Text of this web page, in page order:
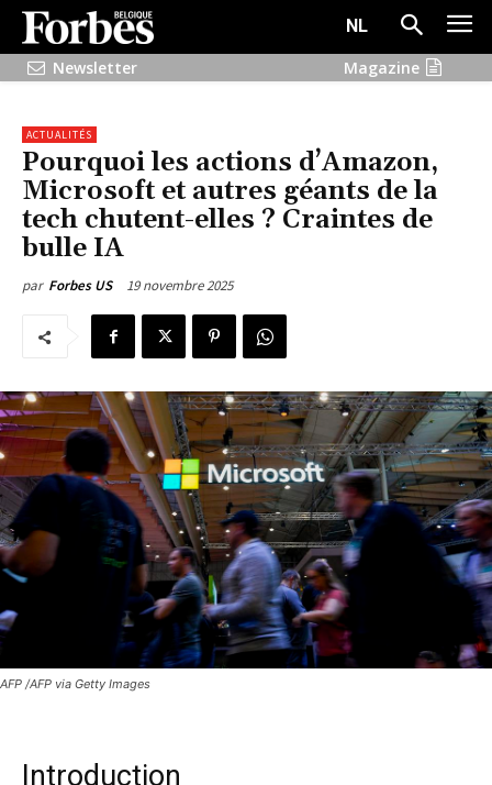
NL
Newsletter
Magazine
ACTUALITÉS
Pourquoi les actions d’Amazon,
Microsoft et autres géants de la
tech chutent-elles ? Craintes de
bulle IA
par Forbes US 19 novembre 2025
AFP /AFP via Getty Images
Introduction